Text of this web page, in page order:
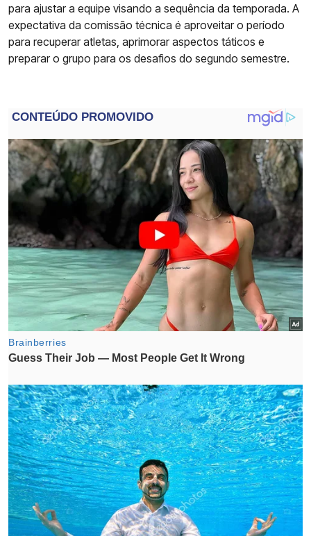
para ajustar a equipe visando a sequência da temporada. A
expectativa da comissão técnica é aproveitar o período
para recuperar atletas, aprimorar aspectos táticos e
preparar o grupo para os desafios do segundo semestre.